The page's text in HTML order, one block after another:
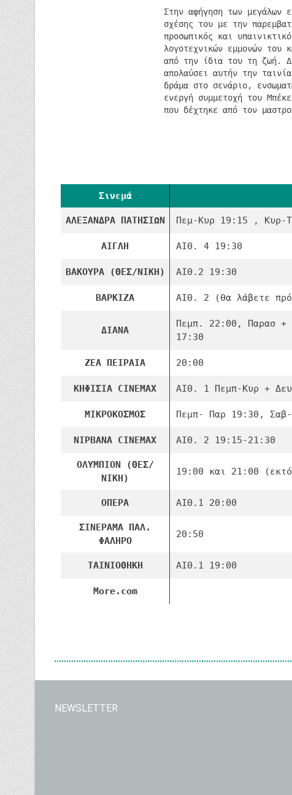
Στην αφήγηση των μεγάλων
σχέσης του με την
προσωπικός και
λογοτεχνικών εμμονών του
από την ίδια του τη ζωή.
απολαύσει αυτήν την
δράμα στο σενάριο,
ενεργή συμμετοχή του
που δέχτηκε από τον
Σινεμά
ΑΛΕΞΑΝΔΡΑ ΠΑΤΗΣΙΩΝ Πεμ-Κυρ 19:15 , Κυρ-
ΑΙΓΛΗ ΑΙΘ. 4 19:30
ΒΑΚΟΥΡΑ (ΘΕΣ/ΝΙΚΗ) ΑΙΘ.2 19:30
ΒΑΡΚΙΖΑ ΑΙΘ. 2 (θα λάβετε
ΔΙΑΝΑ
Πεμπ. 22:00, Παρασ
17:30
ΖΕΑ ΠΕΙΡΑΙΑ 20:00
ΚΗΦΙΣΙΑ CINEMAX ΑΙΘ. 1 Πεμπ-Κυρ +
ΜΙΚΡΟΚΟΣΜΟΣ Πεμπ- Παρ 19:30,
NIΡΒΑΝΑ CINEMAX ΑΙΘ. 2 19:15-21:30
ΟΛΥΜΠΙΟΝ (ΘΕΣ/
ΝΙΚΗ)
19:00 και 21:00
ΟΠΕΡΑ ΑΙΘ.1 20:00
ΣΙΝΕΡΑΜΑ ΠΑΛ.
ΦΑΛΗΡΟ
20:50
ΤΑΙΝΙΟΘΗΚΗ ΑΙΘ.1 19:00
More.com
NEWSLETTER